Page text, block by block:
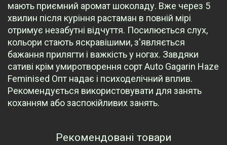
мають приємний аромат шоколаду. Вже через 5
хвилин після куріння растаман в повній мірі
отримує незабутні відчуття. Посилюється слух,
кольори стають яскравішими, з'являється
бажання прилягти і важкість у ногах. Завдяки
сативі крім умиротворення сорт Auto Gagarin Haze
Feminised Опт надає і психоделічний вплив.
Рекомендується використовувати для занять
коханням або заспокійливих занять.
Рекомендовані товари